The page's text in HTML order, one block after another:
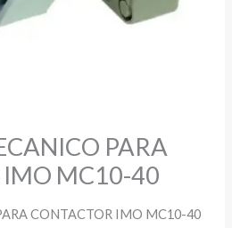
PARA
IMO MC10-40
CONTACTOR IMO MC10-40